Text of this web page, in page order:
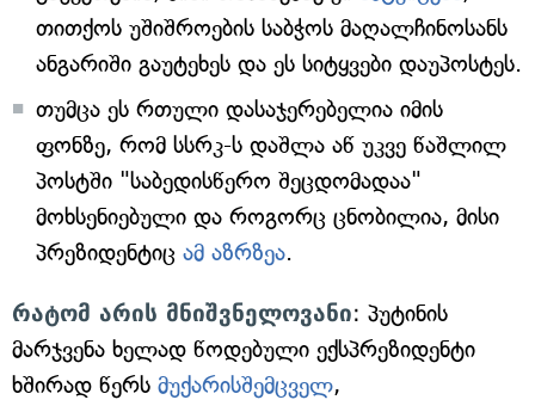
თითქოს უშიშროების საბჭოს მაღალჩინოსანს
ანგარიში გაუტეხეს და ეს სიტყვები დაუპოსტეს.
თუმცა ეს რთული დასაჯერებელია იმის
ფონზე, რომ სსრკ-ს დაშლა აწ უკვე წაშლილ
პოსტში "საბედისწერო შეცდომადაა"
მოხსენიებული და როგორც ცნობილია, მისი
პრეზიდენტიც ამ აზრზეა.
რატომ არის მნიშვნელოვანი: პუტინის
მარჯვენა ხელად წოდებული ექსპრეზიდენტი
ხშირად წერს მუქარისშემცველ,